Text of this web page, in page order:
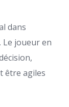
dans
Le joueur en
être agiles